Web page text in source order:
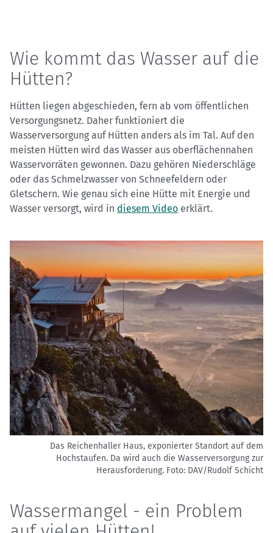
Wie kommt das Wasser auf die
Hütten?
Hütten liegen abgeschieden, fern ab vom öffentlichen
Versorgungsnetz. Daher funktioniert die
Wasserversorgung auf Hütten anders als im Tal. Auf den
meisten Hütten wird das Wasser aus oberflächennahen
Wasservorräten gewonnen. Dazu gehören Niederschläge
oder das Schmelzwasser von Schneefeldern oder
Gletschern. Wie genau sich eine Hütte mit Energie und
Wasser versorgt, wird in diesem Video erklärt.
Das Reichenhaller Haus, exponierter Standort auf dem
Hochstaufen. Da wird auch die Wasserversorgung zur
Herausforderung. Foto: DAV/Rudolf Schicht
Wassermangel - ein Problem